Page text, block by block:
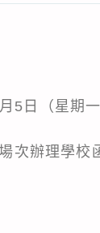
5日（星期
次辦理學校